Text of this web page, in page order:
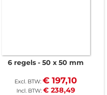
6 regels 50 x 50 mm
€ 238,49
€ 197,10